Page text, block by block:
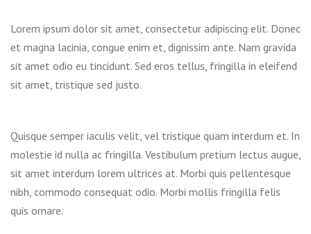
Lorem ipsum dolor sit amet, consectetur adipiscing elit. Donec
et magna lacinia, congue enim et, dignissim ante. Nam gravida
sit amet odio eu tincidunt. Sed eros tellus, fringilla in eleifend
sit amet, tristique sed justo.
Quisque semper iaculis velit, vel tristique quam interdum et. In
molestie id nulla ac fringilla. Vestibulum pretium lectus augue,
sit amet interdum lorem ultrices at. Morbi quis pellentesque
nibh, commodo consequat odio. Morbi mollis fringilla felis
quis ornare.